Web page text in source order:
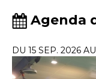
Agenda
DU 15 SEP. 2026